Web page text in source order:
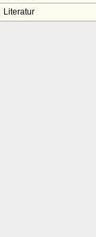
Literatur